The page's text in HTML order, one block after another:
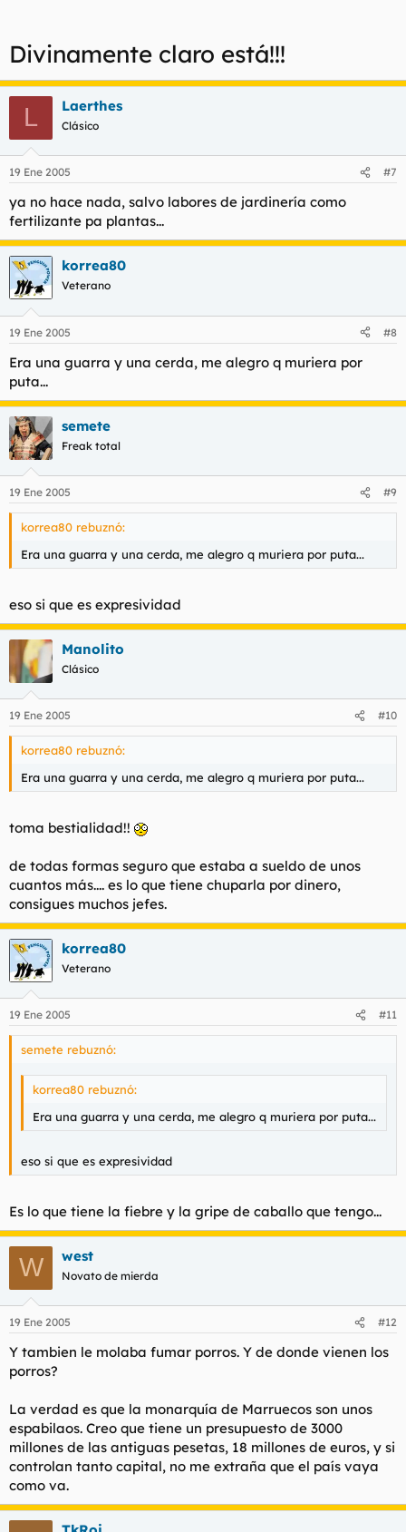
Divinamente claro está!!!
L Laerthes
Clásico
19 Ene 2005 #7
ya no hace nada, salvo labores de jardinería como
fertilizante pa plantas...
korrea80
Veterano
19 Ene 2005 #8
Era una guarra y una cerda, me alegro q muriera por
puta...
semete
Freak total
19 Ene 2005 #9
korrea80 rebuznó:
Era una guarra y una cerda, me alegro q muriera por puta...
eso si que es expresividad
Manolito
Clásico
19 Ene 2005 #10
korrea80 rebuznó:
Era una guarra y una cerda, me alegro q muriera por puta...
toma bestialidad!!
de todas formas seguro que estaba a sueldo de unos
cuantos más.... es lo que tiene chuparla por dinero,
consigues muchos jefes.
korrea80
Veterano
19 Ene 2005 #11
semete rebuznó:
korrea80 rebuznó:
Era una guarra y una cerda, me alegro q muriera por puta...
eso si que es expresividad
Es lo que tiene la fiebre y la gripe de caballo que tengo...
W west
Novato de mierda
19 Ene 2005 #12
Y tambien le molaba fumar porros. Y de donde vienen los
porros?
La verdad es que la monarquía de Marruecos son unos
espabilaos. Creo que tiene un presupuesto de 3000
millones de las antiguas pesetas, 18 millones de euros, y si
controlan tanto capital, no me extraña que el país vaya
como va.